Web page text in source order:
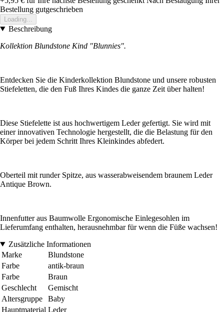
Bestellung gutgeschrieben
Loading...
Beschreibung
Kollektion Blundstone Kind "Blunnies".
Entdecken Sie die Kinderkollektion Blundstone und unsere robusten
Stiefeletten, die den Fuß Ihres Kindes die ganze Zeit über halten!
Diese Stiefelette ist aus hochwertigem Leder gefertigt. Sie wird mit
einer innovativen Technologie hergestellt, die die Belastung für den
Körper bei jedem Schritt Ihres Kleinkindes abfedert.
Oberteil mit runder Spitze, aus wasserabweisendem braunem Leder
Antique Brown.
Innenfutter aus Baumwolle Ergonomische Einlegesohlen im
Lieferumfang enthalten, herausnehmbar für wenn die Füße wachsen!
Zusätzliche Informationen
Marke
Blundstone
Farbe
antik-braun
Farbe
Braun
Geschlecht
Gemischt
Altersgruppe
Baby
Hauptmaterial Leder